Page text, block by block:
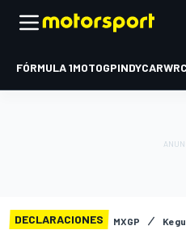
FÓRMULA 1MOTOGPINDYCARWRC
DECLARACIONES MXGP